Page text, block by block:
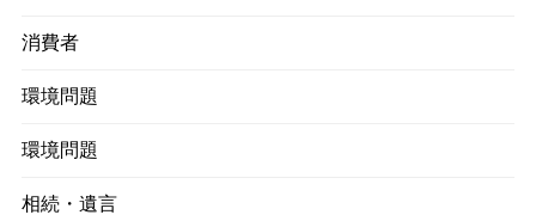
消費者
環境問題
環境問題
相続・遺言